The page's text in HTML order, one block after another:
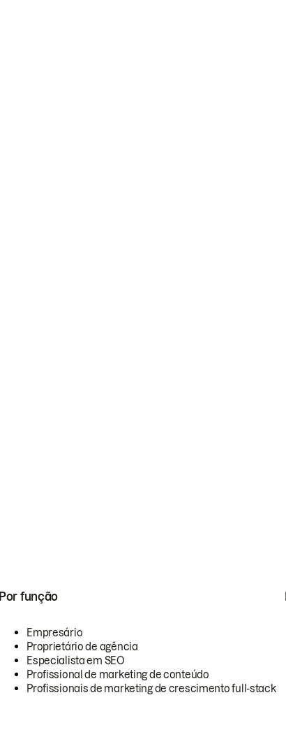
Por função
Empresário
Proprietário de agência
Especialista em SEO
Profissional de marketing de conteúdo
Profissionais de marketing de crescimento full-stack